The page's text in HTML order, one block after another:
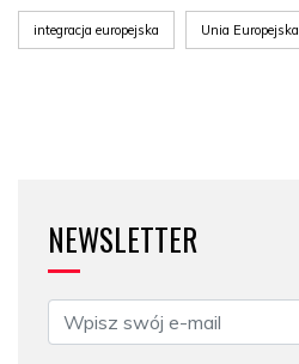
integracja europejska Unia Europejska
NEWSLETTER